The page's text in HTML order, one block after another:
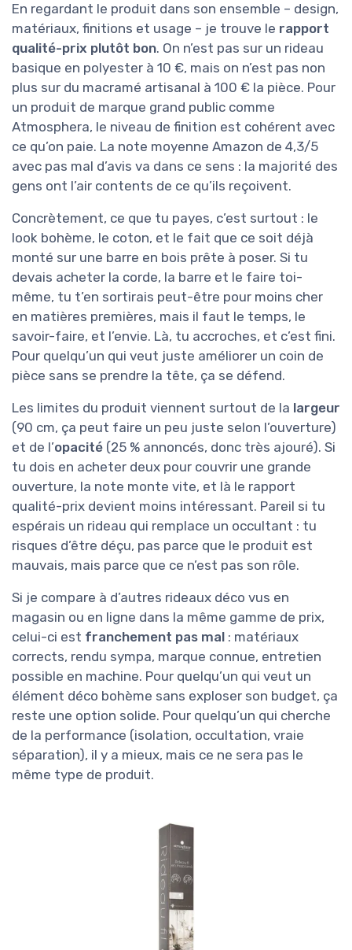
En regardant le produit dans son ensemble – design,
matériaux, finitions et usage – je trouve le rapport
qualité-prix plutôt bon. On n’est pas sur un rideau
basique en polyester à 10 €, mais on n’est pas non
plus sur du macramé artisanal à 100 € la pièce. Pour
un produit de marque grand public comme
Atmosphera, le niveau de finition est cohérent avec
ce qu’on paie. La note moyenne Amazon de 4,3/5
avec pas mal d’avis va dans ce sens : la majorité des
gens ont l’air contents de ce qu’ils reçoivent.
Concrètement, ce que tu payes, c’est surtout : le
look bohème, le coton, et le fait que ce soit déjà
monté sur une barre en bois prête à poser. Si tu
devais acheter la corde, la barre et le faire toi-
même, tu t’en sortirais peut-être pour moins cher
en matières premières, mais il faut le temps, le
savoir-faire, et l’envie. Là, tu accroches, et c’est fini.
Pour quelqu’un qui veut juste améliorer un coin de
pièce sans se prendre la tête, ça se défend.
Les limites du produit viennent surtout de la largeur
(90 cm, ça peut faire un peu juste selon l’ouverture)
et de l’opacité (25 % annoncés, donc très ajouré). Si
tu dois en acheter deux pour couvrir une grande
ouverture, la note monte vite, et là le rapport
qualité-prix devient moins intéressant. Pareil si tu
espérais un rideau qui remplace un occultant : tu
risques d’être déçu, pas parce que le produit est
mauvais, mais parce que ce n’est pas son rôle.
Si je compare à d’autres rideaux déco vus en
magasin ou en ligne dans la même gamme de prix,
celui-ci est franchement pas mal : matériaux
corrects, rendu sympa, marque connue, entretien
possible en machine. Pour quelqu’un qui veut un
élément déco bohème sans exploser son budget, ça
reste une option solide. Pour quelqu’un qui cherche
de la performance (isolation, occultation, vraie
séparation), il y a mieux, mais ce ne sera pas le
même type de produit.